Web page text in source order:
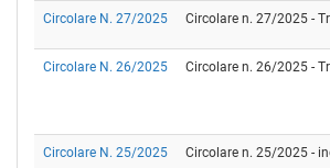
Circolare N. 27/2025 Circolare n. 27/2025 -
Circolare N. 26/2025 Circolare n. 26/2025 -
Circolare N. 25/2025 Circolare n. 25/2025 -